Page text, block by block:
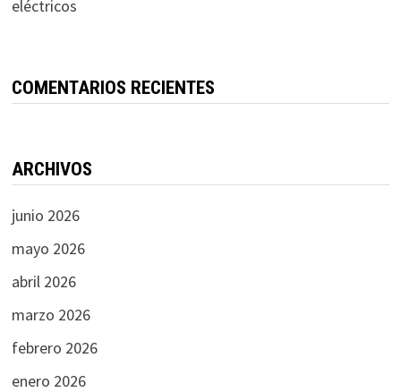
eléctricos
COMENTARIOS RECIENTES
ARCHIVOS
junio 2026
mayo 2026
abril 2026
marzo 2026
febrero 2026
enero 2026